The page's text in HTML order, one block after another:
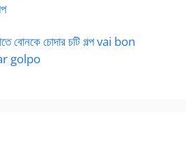
বোনকে চোদার চটি গল্প vai bon
golpo